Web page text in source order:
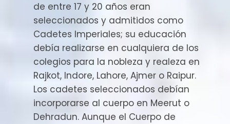
de entre 17 y 20 años eran
seleccionados y admitidos como
Cadetes Imperiales; su educación
debía realizarse en cualquiera de los
colegios para la nobleza y realeza en
Rajkot, Indore, Lahore, Ajmer o Raipur.
Los cadetes seleccionados debían
incorporarse al cuerpo en Meerut o
Dehradun. Aunque el Cuerpo de